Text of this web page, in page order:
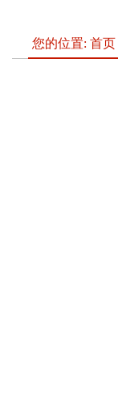
您的位置: 首页